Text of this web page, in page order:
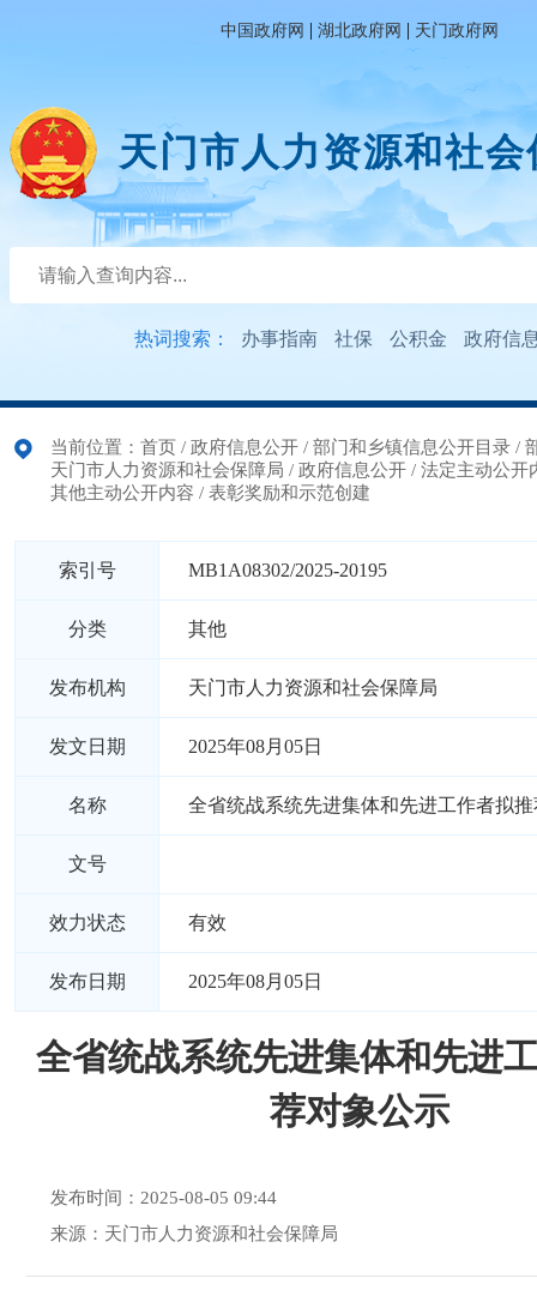
中国政府网 | 湖北政府网 | 天门政府网
天门市人力资源和社
热词搜索： 办事指南 社保 公积金 政府信
当前位置： 首页 / 政府信息公开 / 部门和乡镇信息公开目录 /
天门市人力资源和社会保障局 / 政府信息公开 / 法定主动公开
其他主动公开内容 / 表彰奖励和示范创建
索引号 MB1A08302/2025-20195
分类 其他
发布机构 天门市人力资源和社会保障局
发文日期 2025年08月05日
名称 全省统战系统先进集体和先进工作者拟
文号
效力状态 有效
发布日期 2025年08月05日
全省统战系统先进集体和先进
荐对象公示
发布时间：2025-08-05 09:44
来源：天门市人力资源和社会保障局